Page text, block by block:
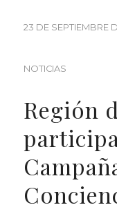
23 DE SEPTIEMBRE
NOTICIAS
Región